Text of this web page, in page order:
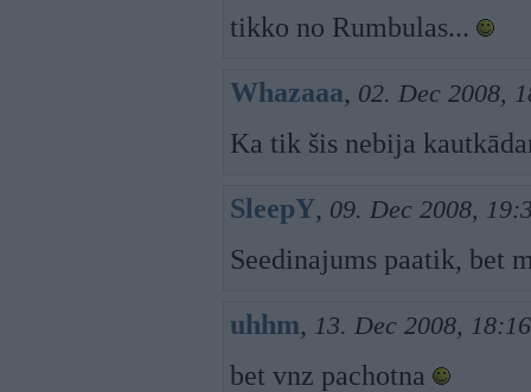
tikko no Rumbulas...
Whazaaa, 02. Dec 2008,
Ka tik šis nebija
SleepY, 09. Dec 2008,
Seedinajums paatik, bet
uhhm, 13. Dec 2008, 18:16
bet vnz pachotna